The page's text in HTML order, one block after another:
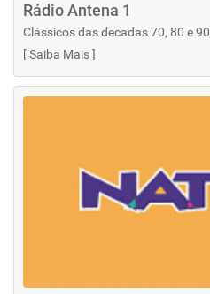
Rádio Antena 1
Clássicos das decadas 70, 80 e 90
[Saiba Mais]